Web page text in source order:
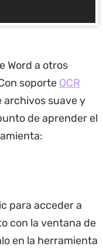
Word a otros
soporte OCR
archivos suave y
de aprender el
para acceder a
con la ventana de
en la herramienta